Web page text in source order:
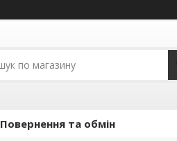
Повернення та обмін